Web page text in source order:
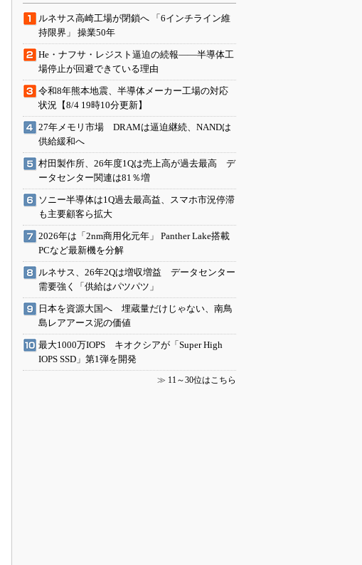
ルネサス高崎工場が閉鎖へ 「6インチライン維
持限界」 操業50年
He・ナフサ・レジスト逼迫の続報――半導体工
場停止が回避できている理由
令和8年熊本地震、半導体メーカー工場の対応
状況【8/4 19時10分更新】
27年メモリ市場 DRAMは逼迫継続、NANDは
供給緩和へ
村田製作所、26年度1Qは売上高が過去最高 デ
ータセンター関連は81％増
ソニー半導体は1Q過去最高益、スマホ市況停滞
も主要顧客ら拡大
2026年は「2nm商用化元年」 Panther Lake搭載
PCなど最新機を分解
ルネサス、26年2Qは増収増益 データセンター
需要強く「供給はパツパツ」
日本を資源大国へ 埋蔵量だけじゃない、南鳥
島レアアース泥の価値
最大1000万IOPS キオクシアが「Super High
IOPS SSD」第1弾を開発
≫ 11～30位はこちら